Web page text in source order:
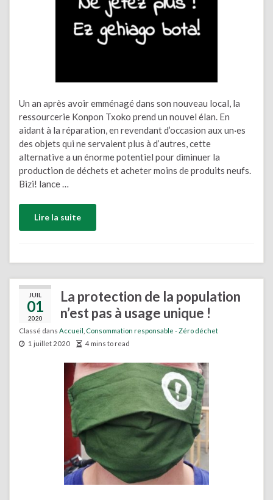
Un an après avoir emménagé dans son nouveau local, la
ressourcerie Konpon Txoko prend un nouvel élan. En
aidant à la réparation, en revendant d’occasion aux un·es
des objets qui ne servaient plus à d’autres, cette
alternative a un énorme potentiel pour diminuer la
production de déchets et acheter moins de produits neufs.
Bizi! lance …
Lire la suite
JUIL
01
2020
La protection de la population
n’est pas à usage unique !
Classé dans Accueil Consommation responsable - Zéro déchet
1 juillet 2020
4 mins to read